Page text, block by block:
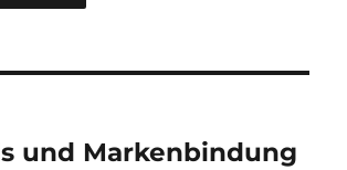
und Markenbindung